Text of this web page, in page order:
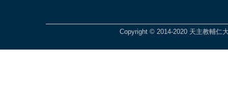
Copyright © 2014-2020 天主教輔仁